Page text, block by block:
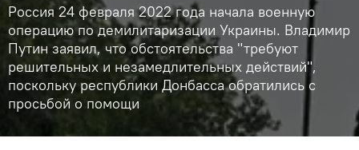
Россия 24 февраля 2022 года начала военную
операцию по демилитаризации Украины. Владимир
Путин заявил, что обстоятельства "требуют
решительных и незамедлительных действий",
поскольку республики Донбасса обратились с
просьбой о помощи